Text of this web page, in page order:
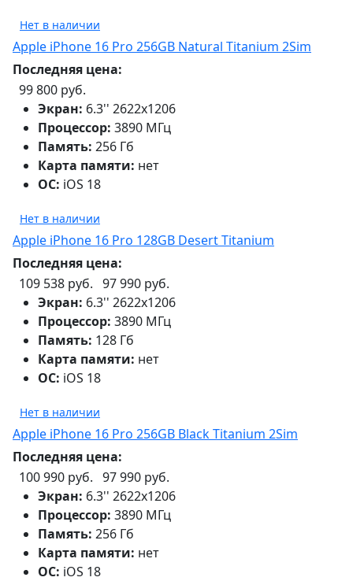
Нет в наличии
Apple iPhone 16 Pro 256GB Natural Titanium 2Sim
Последняя цена:
99 800 руб.
Экран: 6.3'' 2622x1206
Процессор: 3890 МГц
Память: 256 Гб
Карта памяти: нет
ОС: iOS 18
Нет в наличии
Apple iPhone 16 Pro 128GB Desert Titanium
Последняя цена:
109 538 руб. 97 990 руб.
Экран: 6.3'' 2622x1206
Процессор: 3890 МГц
Память: 128 Гб
Карта памяти: нет
ОС: iOS 18
Нет в наличии
Apple iPhone 16 Pro 256GB Black Titanium 2Sim
Последняя цена:
100 990 руб. 97 990 руб.
Экран: 6.3'' 2622x1206
Процессор: 3890 МГц
Память: 256 Гб
Карта памяти: нет
ОС: iOS 18